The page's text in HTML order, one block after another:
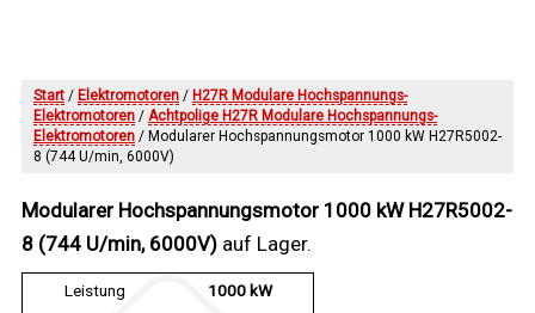
Start / Elektromotoren / H27R Modulare Hochspannungs-
Elektromotoren / Achtpolige H27R Modulare Hochspannungs-
Elektromotoren / Modularer Hochspannungsmotor 1000 kW H27R5002-
8 (744 U/min, 6000V)
Modularer Hochspannungsmotor 1000 kW H27R5002-
8 (744 U/min, 6000V) auf Lager.
Leistung
1000 kW